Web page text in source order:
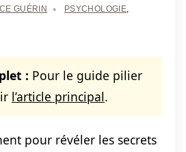
GUÉRIN PSYCHOLOGIE,
: Pour le guide pilier
l’article principal.
pour révéler les secrets